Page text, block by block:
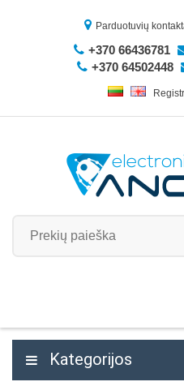
Parduotuvių
+370 66436781
+370 64502448
Kategorijos